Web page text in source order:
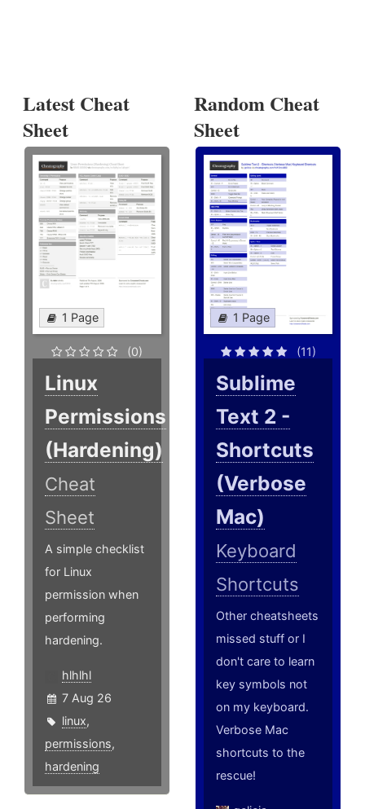
Latest Cheat
Sheet
1 Page
(0)
Linux
Permissions
(Hardening)
Cheat
Sheet
A simple checklist
for Linux
permission when
performing
hardening.
hlhlhl
7 Aug 26
linux,
permissions,
hardening
Random Cheat
Sheet
1 Page
(11)
Sublime
Text 2 -
Shortcuts
(Verbose
Mac)
Keyboard
Shortcuts
Other cheatsheets
missed stuff or I
don't care to learn
key symbols not
on my keyboard.
Verbose Mac
shortcuts to the
rescue!